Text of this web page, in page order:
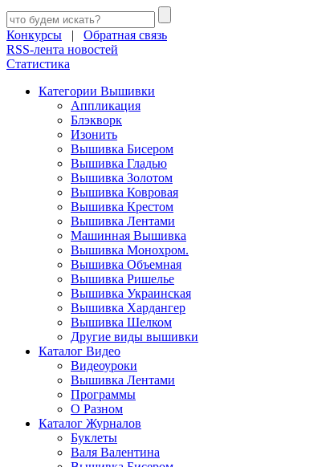
Конкурсы | Обратная связь
RSS-лента новостей
Статистика
Категории Вышивки
Аппликация
Блэкворк
Изонить
Вышивка Бисером
Вышивка Гладью
Вышивка Золотом
Вышивка Ковровая
Вышивка Крестом
Вышивка Лентами
Машинная Вышивка
Вышивка Монохром.
Вышивка Объемная
Вышивка Ришелье
Вышивка Украинская
Вышивка Хардангер
Вышивка Шелком
Другие виды вышивки
Каталог Видео
Видеоуроки
Вышивка Лентами
Программы
О Разном
Каталог Журналов
Буклеты
Валя Валентина